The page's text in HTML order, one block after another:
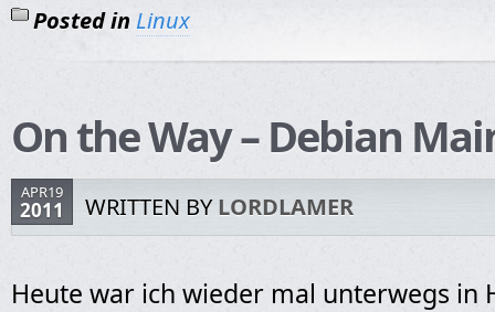
Posted in Linux
On the Way – Debian
APR19
2011 WRITTEN BYLORDLAMER
Heute war ich wieder mal unterwegs in